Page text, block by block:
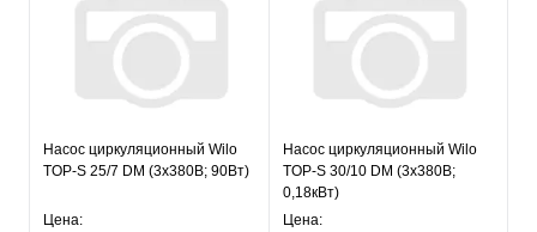
Насос циркуляционный Wilo
TOP-S 25/7 DM (3х380В; 90Вт)
Цена:
Насос циркуляционный Wilo
TOP-S 30/10 DM (3х380В;
0,18кВт)
Цена: